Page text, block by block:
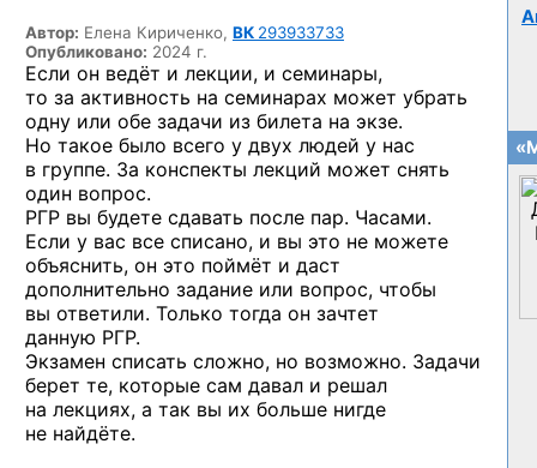
Автор: Елена Кириченко, ВК 293933733
Опубликовано: 2024 г.
Если он ведёт и лекции, и семинары,
то за активность на семинарах может убрать
одну или обе задачи из билета на экзе.
Но такое было всего у двух людей у нас
в группе. За конспекты лекций может снять
один вопрос.
РГР вы будете сдавать после пар. Часами.
Если у вас все списано, и вы это не можете
объяснить, он это поймёт и даст
дополнительно задание или вопрос, чтобы
вы ответили. Только тогда он зачтет
данную РГР.
Экзамен списать сложно, но возможно. Задачи
берет те, которые сам давал и решал
на лекциях, а так вы их больше нигде
не найдёте.